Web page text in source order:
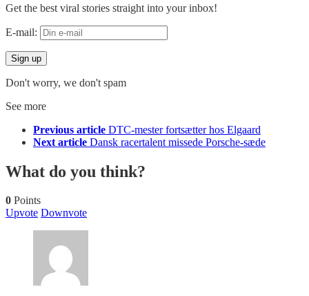
Get the best viral stories straight into your inbox!
E-mail:
Don't worry, we don't spam
See more
Previous article DTC-mester fortsætter hos Elgaard
Next article Dansk racertalent missede Porsche-sæde
What do you think?
0 Points
Upvote Downvote